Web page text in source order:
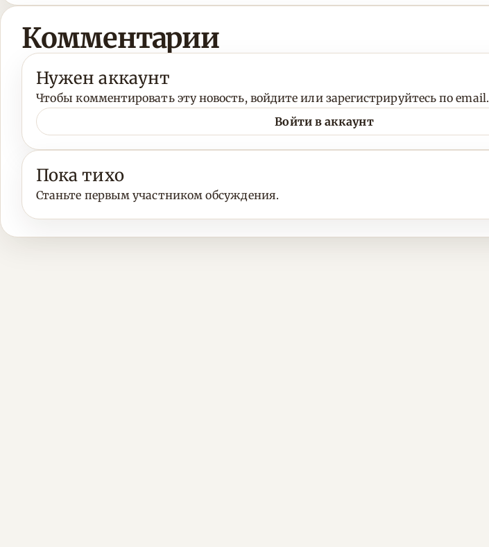
Комментарии
Нужен аккаунт
Чтобы комментировать эту новость, войдите или зарегистрируйтесь по email.
Войти в аккаунт
Пока тихо
Станьте первым участником обсуждения.